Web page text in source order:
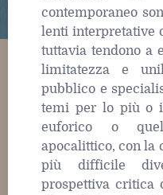
contemporaneo
lenti interpretative
tuttavia tendono a
limitatezza e
pubblico e
temi per lo più o
euforico o
apocalittico, con la
più difficile
prospettiva critica